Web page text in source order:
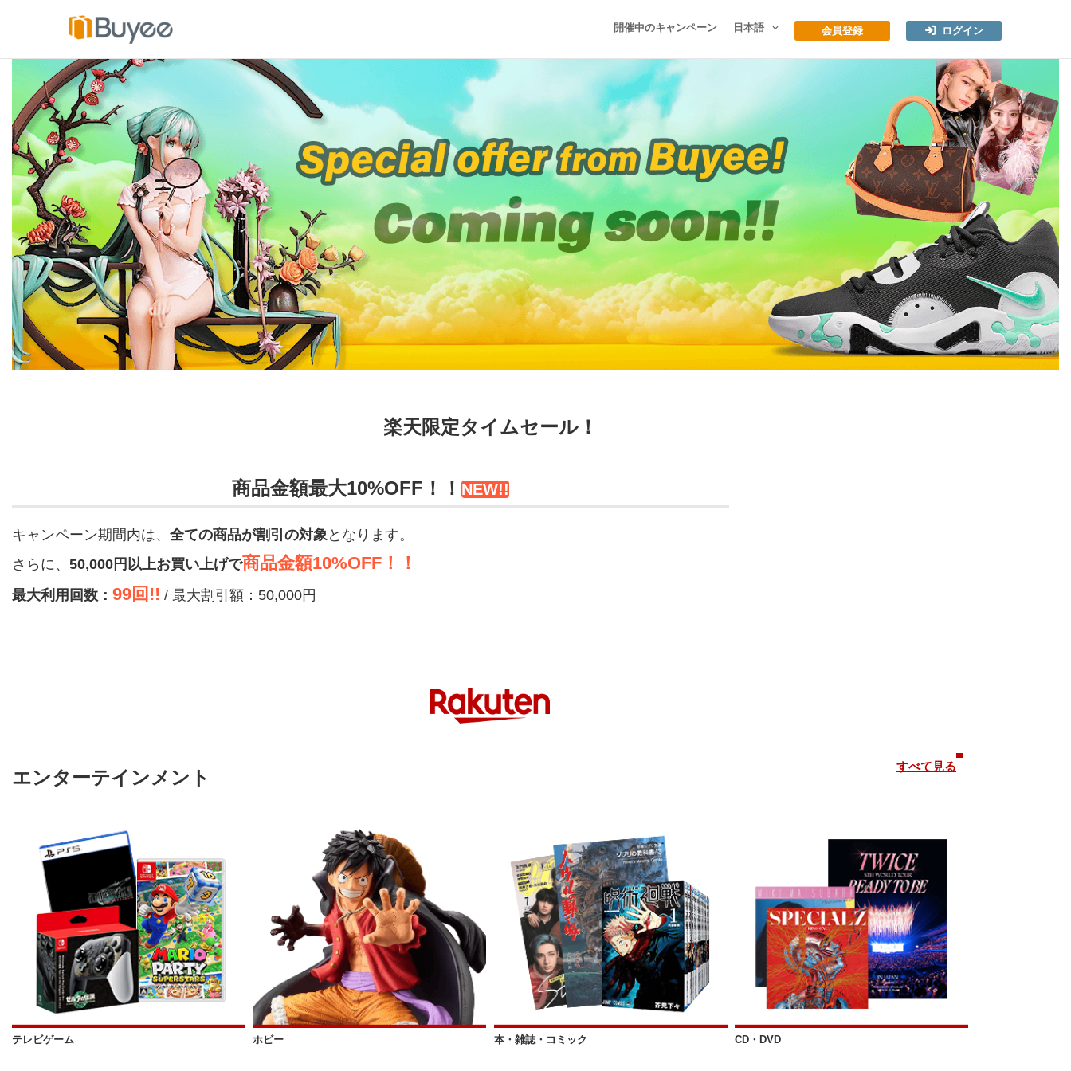
ン
ツ
へ
ス
キ
ッ
プ
開催中のキャンペーン 日本語 会員登録 ログイン
楽天限定タイムセール！
商品金額最大10%OFF！！ NEW!!
キャンペーン期間内は、 全ての商品が割引の対象 となります。
さらに、 50,000円以上お買い上げで商品金額10%OFF！！
最大利用回数： 99回!! / 最大割引額：50,000円
エンターテインメント
すべて見る
テレビゲーム ホビー 本・雑誌・コミック CD・DVD